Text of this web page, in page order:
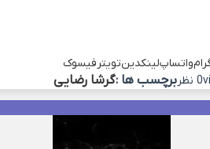
واتساپلینکدینتویتر فیسوک
0 نظر برچسب ها :گرشا رضایی